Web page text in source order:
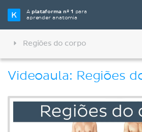
Aplataforma nº 1 para
aprender anatomia
Regiões do corpo
Videoaula: Regiões